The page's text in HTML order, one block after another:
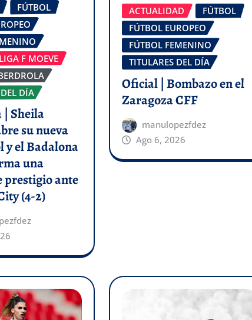
FÚTBOL
LIGA F MOEVE
DÍA
| Sheila
su nueva
y el Badalona
una
prestigio ante
(4-2)
ACTUALIDAD
FÚTBOL
FÚTBOL EUROPEO
FÚTBOL FEMENINO
TITULARES DEL DÍA
Oficial | Bombazo en el
Zaragoza CFF
manulopezfdez
Ago 6, 2026